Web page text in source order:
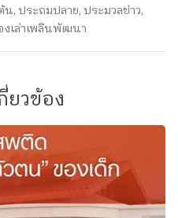
น, ประถมปลาย, ประมวลข่าว,
งเล่าเพลินพัฒนา
ยวข้อง